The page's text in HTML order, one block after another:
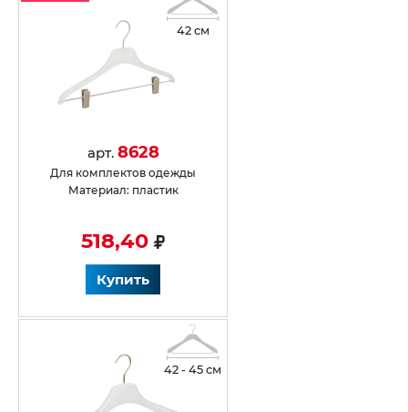
42 см
арт. 8628
Для комплектов одежды
Материал: пластик
518,40
Купить
42 - 45 см